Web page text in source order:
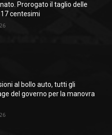
Prorogato il taglio delle
centesimi
al bollo auto, tutti gli
del governo per la manovra